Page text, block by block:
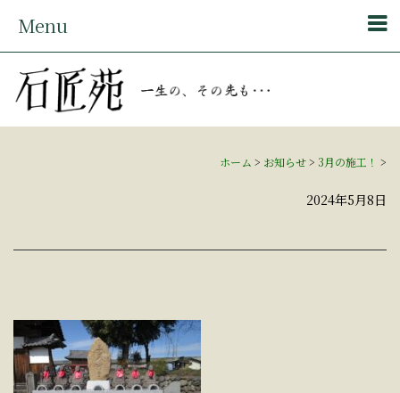
Menu
ホーム > お知らせ> 3月の施工！ >
2024年5月8日